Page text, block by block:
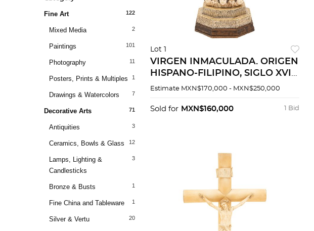
122
Fine Art
2
Mixed Media
101
Paintings
11
Photography
1
Posters, Prints & Multiples
7
Drawings & Watercolors
71
Decorative Arts
3
Antiquities
12
Ceramics, Bowls & Glass
3
Lamps, Lighting &
Candlesticks
1
Bronze & Busts
1
Fine China and Tableware
20
Silver & Vertu
Lot 1
VIRGEN INMACULADA. ORIGEN
HISPANO-FILIPINO, SIGLO XVIII.
Talla en marfil con alma de
dorados.
Estimate MXN$170,000 - MXN$250,000
1 Bid
Sold for MXN$160,000